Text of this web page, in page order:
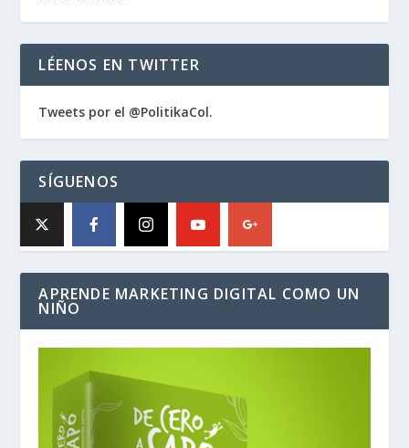
LÉENOS EN TWITTER
Tweets por el @PolitikaCol.
SÍGUENOS
APRENDE MARKETING DIGITAL COMO UN
NIÑO